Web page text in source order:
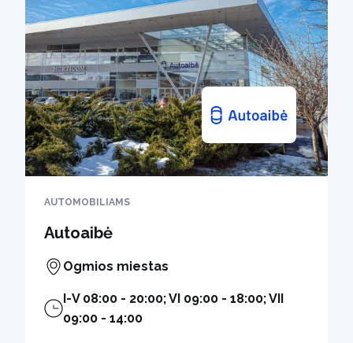
AUTOMOBILIAMS
Autoaibė
Ogmios miestas
I-V 08:00 - 20:00; VI 09:00 - 18:00; VII
09:00 - 14:00